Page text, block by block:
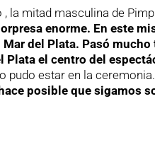
la mitad masculina de
enorme. En este
del Plata. Pasó
Plata el centro del
pudo estar en la ceremonia.
posible que sigamos